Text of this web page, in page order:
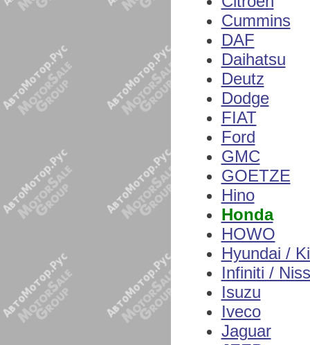
Cummins
DAF
Daihatsu
Deutz
Dodge
FIAT
Ford
GMC
GOETZE
Hino
Honda
HOWO
Hyundai /
Infiniti /
Isuzu
Iveco
Jaguar